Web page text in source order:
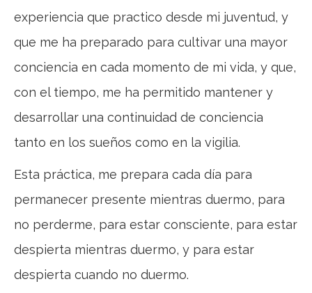
experiencia que practico desde mi juventud, y
que me ha preparado para cultivar una mayor
conciencia en cada momento de mi vida, y que,
con el tiempo, me ha permitido mantener y
desarrollar una continuidad de conciencia
tanto en los sueños como en la vigilia.
Esta práctica, me prepara cada día para
permanecer presente mientras duermo, para
no perderme, para estar consciente, para estar
despierta mientras duermo, y para estar
despierta cuando no duermo.